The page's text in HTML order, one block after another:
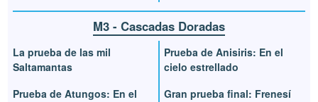
M3 - Cascadas Doradas
La prueba de las mil
Saltamantas
Prueba de Atungos: En el
Prueba de Anisiris: En el
cielo estrellado
Gran prueba final: Frenesí